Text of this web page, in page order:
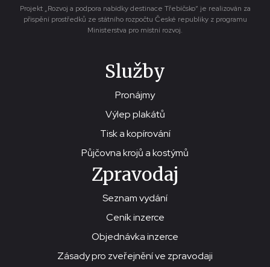
Projekt „Rozvoj a podpora nabídky destinace Třebíčsko“ je realizován za
přispění prostředků ze státního rozpočtu České republiky z programu
Ministerstva pro místní rozvoj.
Služby
Pronájmy
Výlep plakátů
Tisk a kopírování
Půjčovna krojů a kostýmů
Zpravodaj
Seznam vydání
Ceník inzerce
Objednávka inzerce
Zásady pro zveřejnění ve zpravodaji